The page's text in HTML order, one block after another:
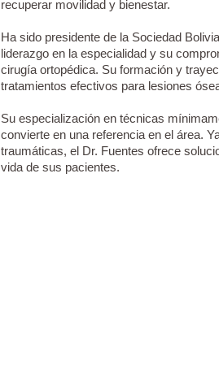
recuperar movilidad y bienestar.
Ha sido presidente de la Sociedad
liderazgo en la especialidad y su
cirugía ortopédica. Su formación y
tratamientos efectivos para lesiones
Su especialización en técnicas
convierte en una referencia en el área.
traumáticas, el Dr. Fuentes ofrece
vida de sus pacientes.